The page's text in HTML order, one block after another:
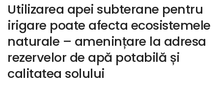
Utilizarea apei subterane pentru
irigare poate afecta ecosistemele
naturale – amenințare la adresa
rezervelor de apă potabilă și
calitatea solului